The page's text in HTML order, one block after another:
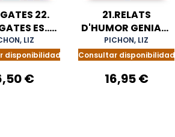
22.
ES...
GENIAL!
LIZ
disponibilidad
€
21.RELATS
D'HUMOR GENIALS
(DE CINC
ESTRELLES) TOM
PICHON, LIZ
Consultar disponibilidad
16,95 €